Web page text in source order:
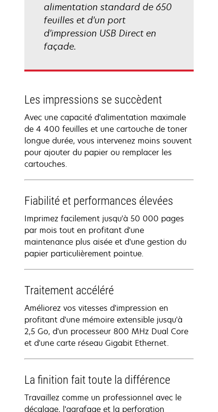
alimentation standard de 650
feuilles et d'un port
d'impression USB Direct en
façade.
Les impressions se succèdent
Avec une capacité d'alimentation maximale
de 4 400 feuilles et une cartouche de toner
longue durée, vous intervenez moins souvent
pour ajouter du papier ou remplacer les
cartouches.
Fiabilité et performances élevées
Imprimez facilement jusqu'à 50 000 pages
par mois tout en profitant d'une
maintenance plus aisée et d'une gestion du
papier particulièrement pointue.
Traitement accéléré
Améliorez vos vitesses d'impression en
profitant d'une mémoire extensible jusqu'à
2,5 Go, d'un processeur 800 MHz Dual Core
et d'une carte réseau Gigabit Ethernet.
La finition fait toute la différence
Travaillez comme un professionnel avec le
décalage, l'agrafage et la perforation